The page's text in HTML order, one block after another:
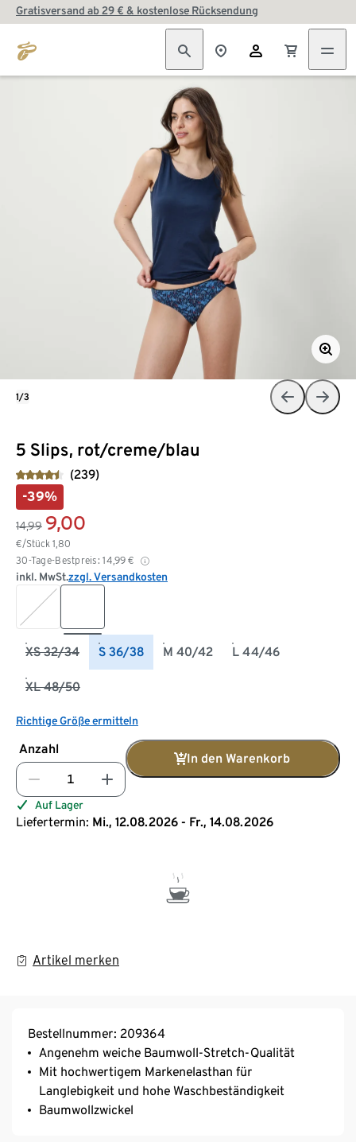
Gratisversand ab 29 € & kostenlose Rücksendung
5 Slips, rot/creme/blau
(239)
-39%
14,99 9,00
€/Stück 1,80
30-Tage-Bestpreis: 14,99 €
inkl. MwSt.zzgl. Versandkosten
XS 32/34 S 36/38 M 40/42 L 44/46
XL 48/50
Richtige Größe ermitteln
Anzahl
In den Warenkorb
Auf Lager
Liefertermin: Mi., 12.08.2026 - Fr., 14.08.2026
Artikel merken
1/3
Bestellnummer: 209364
Angenehm weiche Baumwoll-Stretch-Qualität
Mit hochwertigem Markenelasthan für
Langlebigkeit und hohe Waschbeständigkeit
Baumwollzwickel